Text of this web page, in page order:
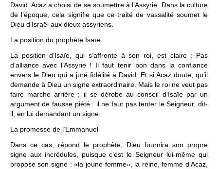
David. Acaz a choisi de se soumettre à l’Assyrie. Dans la culture
de l’époque, cela signifie que ce traité de vassalité soumet le
Dieu d’Israël aux dieux assyriens.
La position du prophète Isaïe
La position d’Isaïe, qui s’affronte à son roi, est claire : Pas
d’alliance avec l’Assyrie ! Il faut tenir bon dans la confiance
envers le Dieu qui a juré fidélité à David. Et si Acaz doute, qu’il
demande à Dieu un signe extraordinaire. Mais le roi ne veut pas
faire marche arrière ; il se dérobe au conseil d’Isaïe par un
argument de fausse piété : il ne faut pas tenter le Seigneur, dit-
il, en lui demandant un signe.
La promesse de l’Emmanuel
Dans ce cas, répond le prophète, Dieu fournira son propre
signe aux incrédules, puisque c’est le Seigneur lui-même qui
propose son signe : «la jeune femme», la reine, femme d’Acaz,